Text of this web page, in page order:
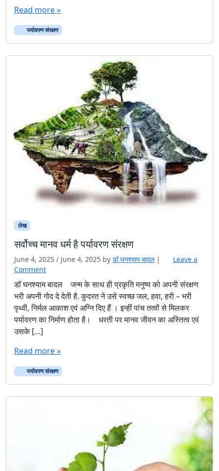
Read more »
पर्यावरण संरक्षण
लेख
सर्वोच्च मानव धर्म है पर्यावरण संरक्षण
June 4, 2025 / June 4, 2025 by डॉ घनश्याम बादल |
Leave a
Comment
डॉ घनश्याम बादल जन्म के साथ ही प्रकृति मनुष्य को अपनी संरक्षण
भरी अपनी गोद दे देती है. कुदरत ने उसे स्वच्छ जल, हवा, हरी – भरी
पृथ्वी, निर्मल आकाश एवं अग्नि दिए हैं ‌। इन्हीं पांच तत्वों से मिलकर
पर्यावरण का निर्माण होता है। ‌धरती पर मानव जीवन का अस्तित्व एवं
उसके […]
Read more »
पर्यावरण संरक्षण